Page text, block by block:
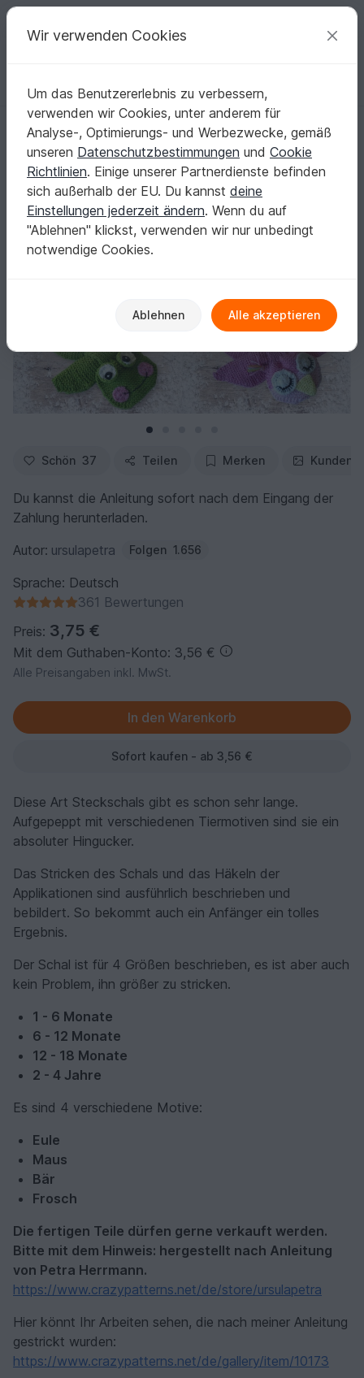
Deine kreativen Ideen
Deutsch | € (EUR) einloggen Kostenlos registrieren
Startseite Stricken Kinder Schals & Halstücher
Schals mit Tiermotiven Strickanleitung Vers. 1
Schals mit Tiermotiven Strickanleitung Vers. 1
Schön 37 Teilen Merken
Du kannst die Anleitung sofort nach dem Eingang der
Zahlung herunterladen.
Autor: ursulapetra Folgen 1.656
Sprache: Deutsch
361 Bewertungen
Preis: 3,75 €
Mit dem Guthaben-Konto: 3,56 €
Alle Preisangaben inkl. MwSt.
Sofort kaufen - ab 3,56 €
Diese Art Steckschals gibt es schon sehr lange.
Aufgepeppt mit verschiedenen Tiermotiven sind sie ein
absoluter Hingucker.
Das Stricken des Schals und das Häkeln der
Applikationen sind ausführlich beschrieben und
bebildert. So bekommt auch ein Anfänger ein tolles
Ergebnis.
Der Schal ist für 4 Größen beschrieben, es ist aber auch
kein Problem, ihn größer zu stricken.
1 - 6 Monate
6 - 12 Monate
12 - 18 Monate
2 - 4 Jahre
Es sind 4 verschiedene Motive:
Eule
Maus
Bär
Frosch
Die fertigen Teile dürfen gerne verkauft werden.
Bitte mit dem Hinweis: hergestellt nach Anleitung
von Petra Herrmann.
https://www.crazypatterns.net/de/store/ursulapetra
Hier könnt Ihr Arbeiten sehen, die nach meiner Anleitung
gestrickt wurden:
https://www.crazypatterns.net/de/gallery/item/10173
Wir verwenden Cookies
Um das Benutzererlebnis zu verbessern,
verwenden wir Cookies, unter anderem für
Analyse-, Optimierungs- und Werbezwecke, gemäß
unseren Datenschutzbestimmungen und Cookie
Richtlinien. Einige unserer Partnerdienste befinden
sich außerhalb der EU. Du kannst deine
Einstellungen jederzeit ändern. Wenn du auf
"Ablehnen" klickst, verwenden wir nur unbedingt
notwendige Cookies.
Ablehnen Alle akzeptieren